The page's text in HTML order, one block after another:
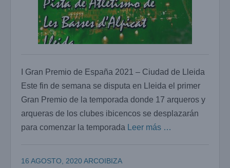
I Gran Premio de España 2021 – Ciudad de Lleida
Este fin de semana se disputa en Lleida el primer
Gran Premio de la temporada donde 17 arqueros y
arqueras de los clubes ibicencos se desplazarán
para comenzar la temporada Leer más …
16 AGOSTO, 2020 ARCOIBIZA